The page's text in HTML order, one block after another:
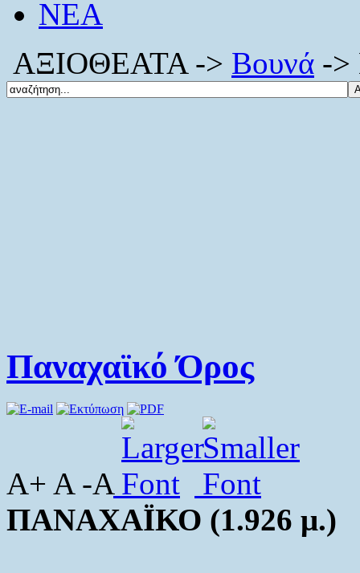
ΝΕΑ
ΑΞΙΟΘΕΑΤΑ -> Βουνά ->
Παναχαϊκό Όρος
A+ A -A
ΠΑΝΑΧΑΪΚΟ (1.926 μ.)